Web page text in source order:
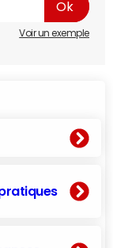
Voir un exemple